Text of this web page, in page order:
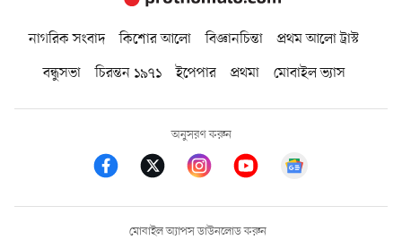
নাগরিক সংবাদ কিশোর আলো বিজ্ঞানচিন্তা
প্রথম আলো ট্রাস্ট
বন্ধুসভা
চিরন্তন ১৯৭১ ইপেপার প্রথমা মোবাইল ভ্যাস
অনুসরণ করুন
মোবাইল অ্যাপস ডাউনলোড করুন